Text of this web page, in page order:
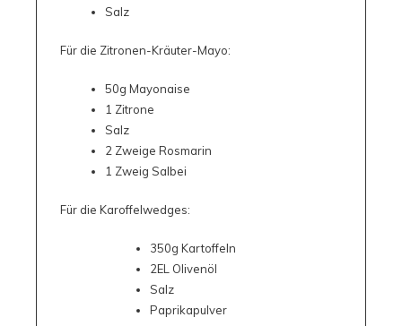
Salz
Für die Zitronen-Kräuter-Mayo:
50g Mayonaise
1 Zitrone
Salz
2 Zweige Rosmarin
1 Zweig Salbei
Für die Karoffelwedges:
350g Kartoffeln
2EL Olivenöl
Salz
Paprikapulver